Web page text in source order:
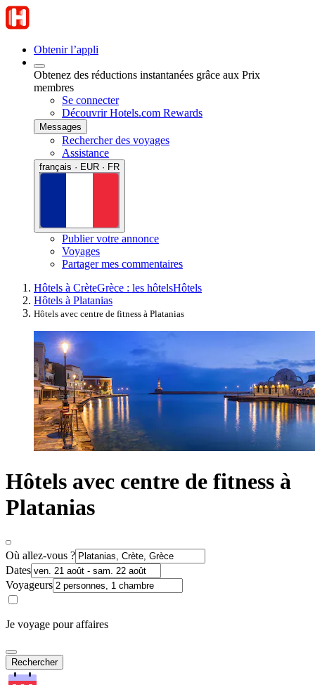
Obtenir l’appli
Obtenez des réductions instantanées grâce aux Prix
membres
Se connecter
Découvrir Hotels.com Rewards
Messages
Rechercher des voyages
Assistance
français · EUR · FR
Publier votre annonce
Voyages
Partager mes commentaires
Hôtels à CrèteGrèce : les hôtelsHôtels
Hôtels à Platanias
Hôtels avec centre de fitness à Platanias
Hôtels avec centre de fitness à
Platanias
Où allez-vous ?
Dates
Voyageurs
Je voyage pour affaires
Rechercher